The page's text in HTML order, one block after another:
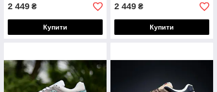
2 449 ₴
Купити
2 449 ₴
Купити